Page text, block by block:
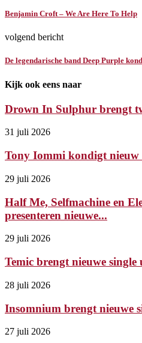
Benjamin Croft – We Are Here To Help
volgend bericht
De legendarische band Deep Purple
Kijk ook eens naar
Drown In Sulphur brengt
31 juli 2026
Tony Iommi kondigt nieuw
29 juli 2026
Half Me, Selfmachine en
presenteren nieuwe...
29 juli 2026
Temic brengt nieuwe single
28 juli 2026
Insomnium brengt nieuwe
27 juli 2026